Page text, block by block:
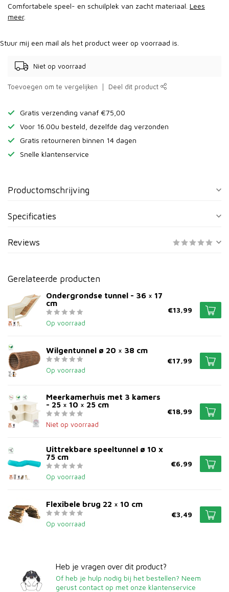
Comfortabele speel- en schuilplek van zacht materiaal. Lees
meer.
Stuur mij een mail als het product weer op voorraad is.
Niet op voorraad
Toevoegen om te vergelijken Deel dit product
Gratis verzending vanaf €75,00
Voor 16.00u besteld, dezelfde dag verzonden
Gratis retourneren binnen 14 dagen
Snelle klantenservice
Productomschrijving
Specificaties
Reviews
Gerelateerde producten
Ondergrondse tunnel - 36 × 17
cm
Op voorraad
€13,99
Wilgentunnel ø 20 × 38 cm
Op voorraad
€17,99
Meerkamerhuis met 3 kamers
- 25 × 10 × 25 cm
Niet op voorraad
€18,99
Uittrekbare speeltunnel ø 10 x
75 cm
Op voorraad
€6,99
Flexibele brug 22 × 10 cm
Op voorraad
€3,49
Heb je vragen over dit product?
Of heb je hulp nodig bij het bestellen? Neem
gerust contact op met onze klantenservice